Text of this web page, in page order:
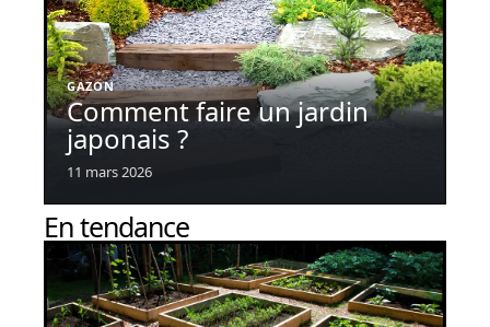
GAZON
Comment faire un jardin
japonais ?
11 mars 2026
En tendance